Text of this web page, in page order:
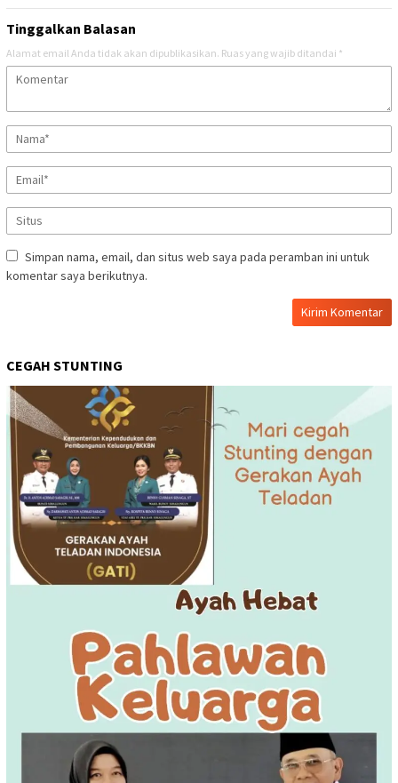
Tinggalkan Balasan
Alamat email Anda tidak akan dipublikasikan. Ruas yang wajib ditandai *
Simpan nama, email, dan situs web saya pada peramban ini untuk
komentar saya berikutnya.
CEGAH STUNTING